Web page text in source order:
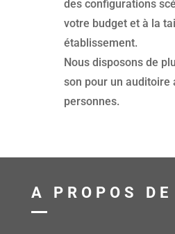
des configurations
votre budget et à la
établissement.
Nous disposons de
son pour un auditoire
personnes.
A PROPOS DE